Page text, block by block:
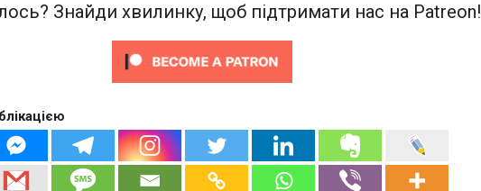
Знайди хвилинку, щоб підтримати нас на Patreon!